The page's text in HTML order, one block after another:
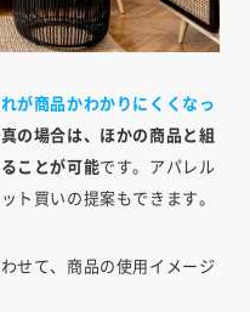
が商品かわかりにくくなっ
の場合は、ほかの商品と組
ことが可能です。アパレル
ト買いの提案もできます。
せて、商品の使用イメージ